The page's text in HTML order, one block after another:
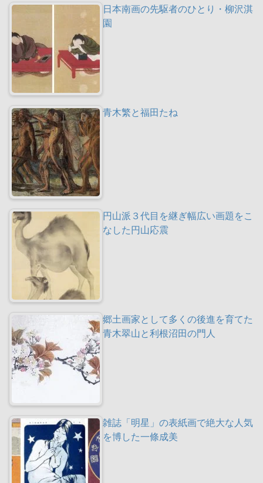
日本南画の先駆者のひとり・柳沢淇
園
青木繁と福田たね
円山派３代目を継ぎ幅広い画題をこ
なした円山応震
郷土画家として多くの後進を育てた
青木翠山と利根沼田の門人
雑誌「明星」の表紙画で絶大な人気
を博した一條成美